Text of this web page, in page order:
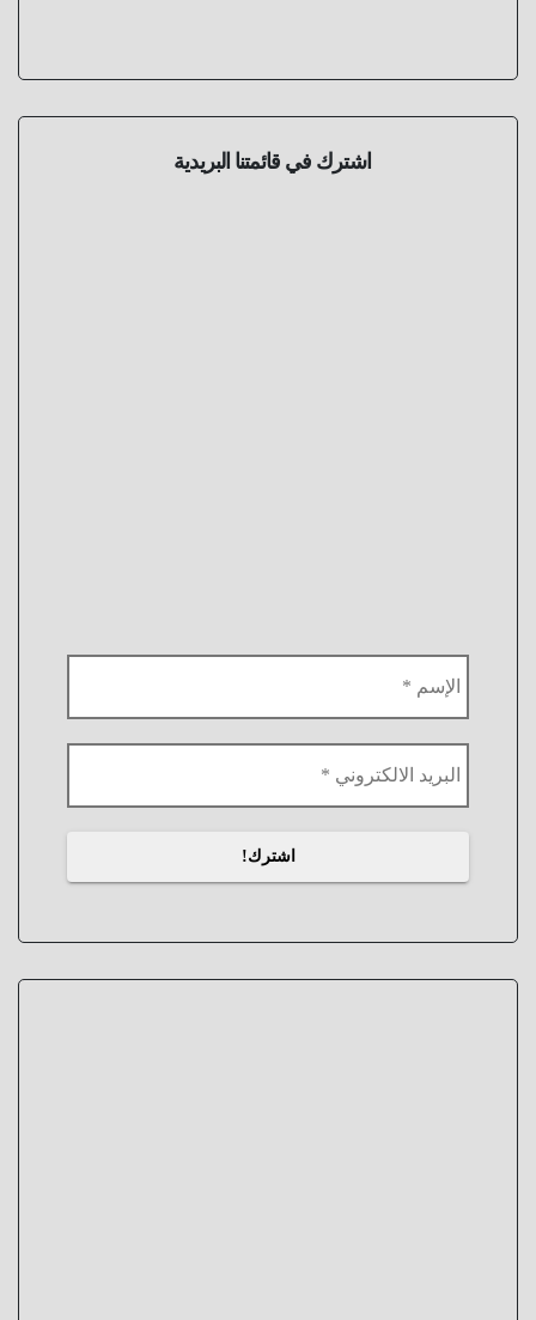
اشترك في قائمتنا البريدية